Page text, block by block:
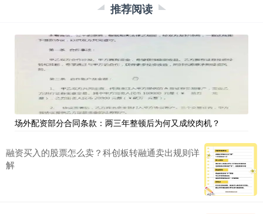
推荐阅读
场外配资部分合同条款：两三年整顿后为何又成绞肉机？
融资买入的股票怎么卖？科创板转融通卖出规则详
解